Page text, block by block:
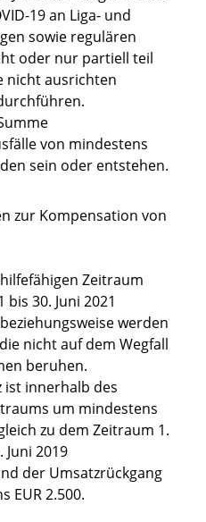
19 an Liga- und
sowie regulären
oder nur partiell teil
nicht ausrichten
von mindestens
sein oder entstehen.
zur Kompensation von
Zeitraum
bis 30. Juni 2021
werden
nicht auf dem Wegfall
beruhen.
ist innerhalb des
um mindestens
zu dem Zeitraum 1.
Juni 2019
der Umsatzrückgang
EUR 2.500.